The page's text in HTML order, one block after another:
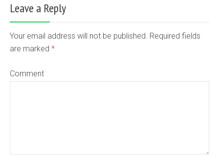
Leave a Reply
Your email address will not be published. Required fields
are marked *
Comment